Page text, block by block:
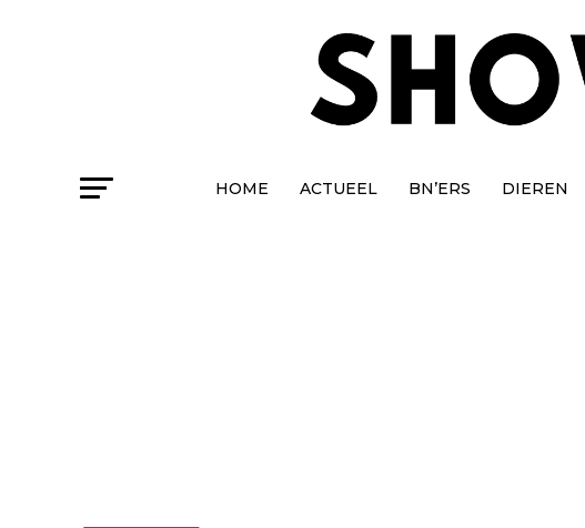
HOME ACTUEEL BN’ERS DIEREN